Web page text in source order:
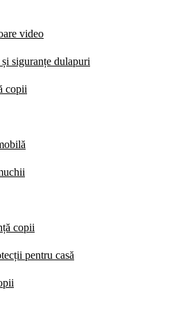
video
siguranțe dulapuri
copii
copii
pentru casă